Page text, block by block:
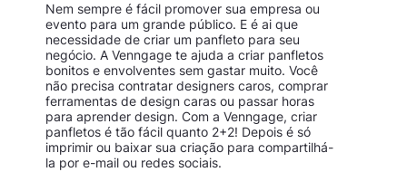
Nem sempre é fácil promover sua empresa ou
evento para um grande público. E é ai que
necessidade de criar um panfleto para seu
negócio. A Venngage te ajuda a criar panfletos
bonitos e envolventes sem gastar muito. Você
não precisa contratar designers caros, comprar
ferramentas de design caras ou passar horas
para aprender design. Com a Venngage, criar
panfletos é tão fácil quanto 2+2! Depois é só
imprimir ou baixar sua criação para compartilhá-
la por e-mail ou redes sociais.